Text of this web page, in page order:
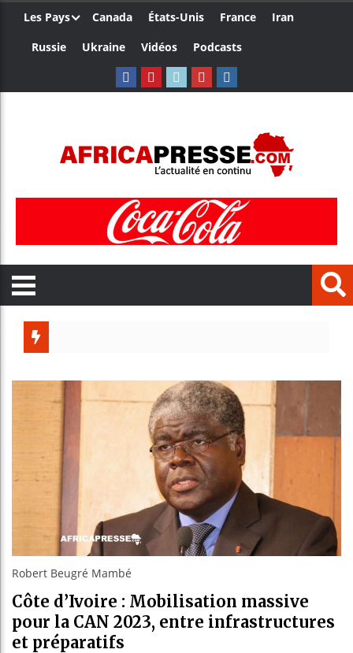
Les Pays Canada États-Unis France
Iran
Russie
Ukraine Vidéos Podcasts
Bénin
Robert Beugré Mambé
Côte d’Ivoire : Mobilisation massive
pour la CAN 2023, entre infrastructures
et préparatifs